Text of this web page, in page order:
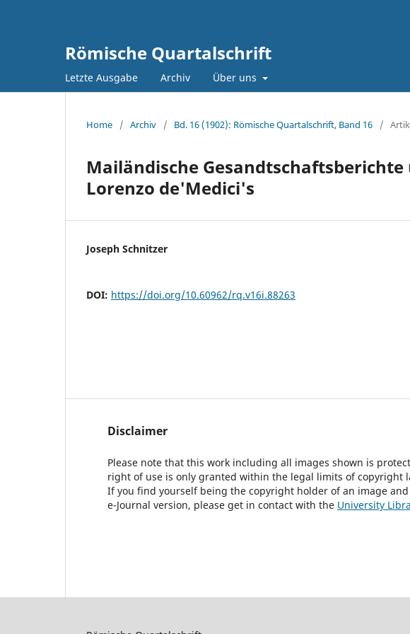
Römische Quartalschrift
Letzte Ausgabe Archiv Über uns
Home / Archiv / Bd. 16 (1902): Römische Quartalschrift, Band 16 /
Mailändische
Lorenzo de'Medici's
Joseph Schnitzer
DOI: https://doi.org/10.60962/rq.v16i.88263
Disclaimer
Please note that this work including all images shown is
right of use is only granted within the legal limits of copyright
If you find yourself being the copyright holder of an image
e-Journal version, please get in contact with the University